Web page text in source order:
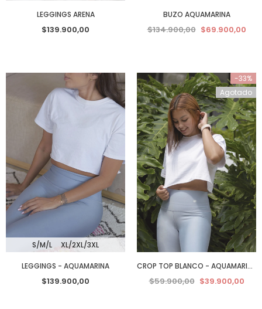
LEGGINGS ARENA
$139.900,00
BUZO AQUAMARINA
$134.900,00 $69.900,00
S/M/L XL/2XL/3XL
LEGGINGS - AQUAMARINA
$139.900,00
-33%
Agotado
CROP TOP BLANCO - AQUAMARINA
$59.900,00 $39.900,00